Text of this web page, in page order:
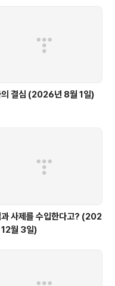
의 결심 (2026년 8월 1일)
사제를 수입한다고? (202
월 3일)